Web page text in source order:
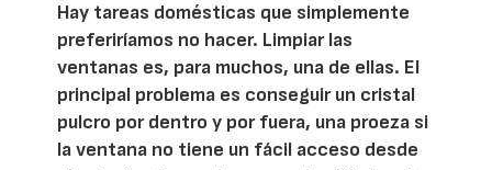
Hay tareas domésticas que simplemente
preferiríamos no hacer. Limpiar las
ventanas es, para muchos, una de ellas. El
principal problema es conseguir un cristal
pulcro por dentro y por fuera, una proeza si
la ventana no tiene un fácil acceso desde